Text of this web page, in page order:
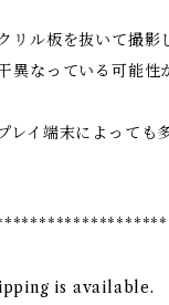
リル板を抜いて撮影
異なっている可能性
レイ端末によっても
is available.